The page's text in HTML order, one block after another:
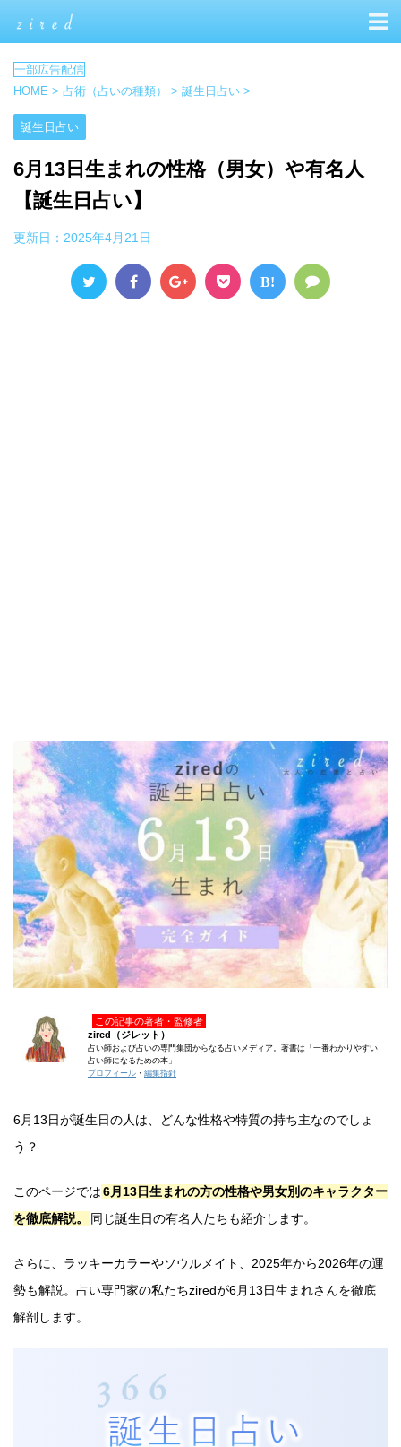
HOME > 占術（占いの種類） > 誕生日占い >
誕生日占い
6月13日生まれの性格（男女）や有名人
【誕生日占い】
更新日： 2025年4月21日
B!
この記事の著者・監修者
zired（ジレット）
占い師および占いの専門集団からなる占いメディア。著書は「一番わかりやすい
占い師になるための本」
プロフィール ・ 編集指針
6月13日が誕生日の人は、どんな性格や特質の持ち主なのでしょ
う？
このページでは6月13日生まれの方の性格や男女別のキャラクター
を徹底解説。
同じ誕生日の有名人たちも紹介します。
さらに、ラッキーカラーやソウルメイト、2025年から2026年の運
勢も解説。占い専門家の私たちziredが6月13日生まれさんを徹底
解剖します。